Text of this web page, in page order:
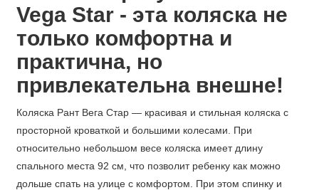
Vega Star - эта коляска не
только комфортна и
практична, но
привлекательна внешне!
Коляска Рант Вега Стар — красивая и стильная коляска с
просторной кроваткой и большими колесами. При
относительно небольшом весе коляска имеет длину
спального места 92 см, что позволит ребенку как можно
дольше спать на улице с комфортом. При этом спинку и